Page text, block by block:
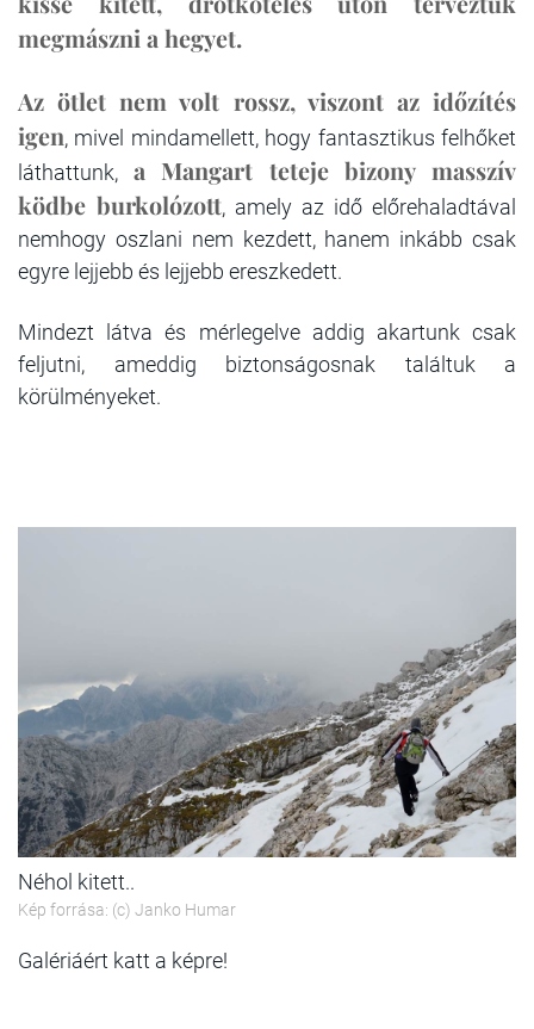
megmászni a hegyet.
Az ötlet nem volt rossz, viszont az időzítés
igen, mivel mindamellett, hogy fantasztikus felhőket
láthattunk, a Mangart teteje bizony masszív
ködbe burkolózott, amely az idő előrehaladtával
nemhogy oszlani nem kezdett, hanem inkább csak
egyre lejjebb és lejjebb ereszkedett.
Mindezt látva és mérlegelve addig akartunk csak
feljutni, ameddig biztonságosnak találtuk a
körülményeket.
Néhol kitett..
Kép forrása: (c) Janko Humar
Galériáért katt a képre!